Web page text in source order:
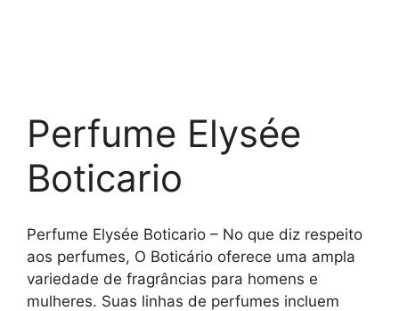
Perfume Elysée
Boticario
Perfume Elysée Boticario – No que diz respeito
aos perfumes, O Boticário oferece uma ampla
variedade de fragrâncias para homens e
mulheres. Suas linhas de perfumes incluem